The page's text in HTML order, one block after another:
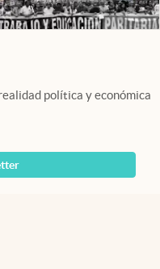
política y económica